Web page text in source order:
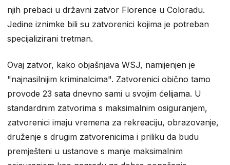
njih prebaci u državni zatvor Florence u Coloradu.
Jedine iznimke bili su zatvorenici kojima je potreban
specijalizirani tretman.
Ovaj zatvor, kako objašnjava WSJ, namijenjen je
"najnasilnijim kriminalcima". Zatvorenici obično tamo
provode 23 sata dnevno sami u svojim ćelijama. U
standardnim zatvorima s maksimalnim osiguranjem,
zatvorenici imaju vremena za rekreaciju, obrazovanje,
druženje s drugim zatvorenicima i priliku da budu
premješteni u ustanove s manje maksimalnim